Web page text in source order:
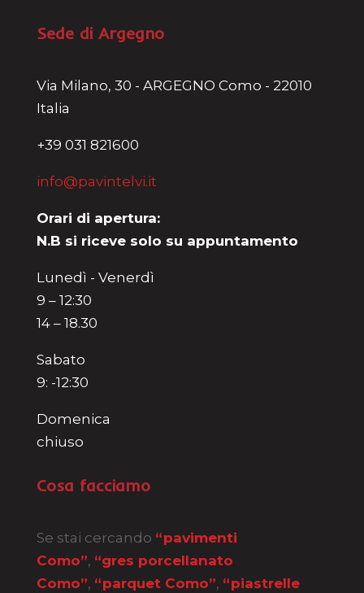
Sede di Argegno
Via Milano, 30 - ARGEGNO Como - 22010
Italia
+39 031 821600
info@pavintelvi.it
Orari di apertura:
N.B si riceve solo su appuntamento
Lunedì - Venerdì
9 – 12:30
14 – 18.30
Sabato
9: -12:30
Domenica
chiuso
Cosa facciamo
Se stai cercando “pavimenti
Como”, “gres porcellanato
Como”, “parquet Como”, “piastrelle